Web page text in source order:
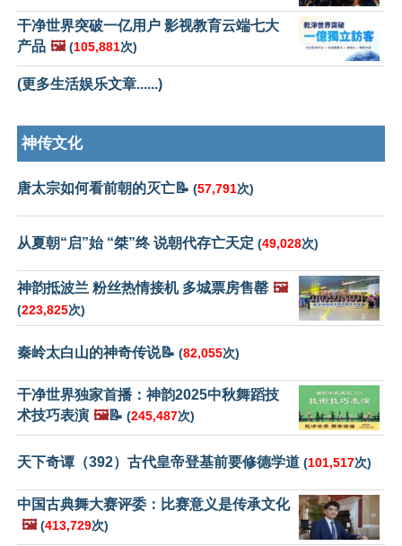
干净世界突破一亿用户 影视教育云端七大
产品 🖼️ (105,881次)
(更多生活娱乐文章......)
神传文化
唐太宗如何看前朝的灭亡📝 (57,791次)
从夏朝“启”始 “桀”终 说朝代存亡天定 (49,028次)
神韵抵波兰 粉丝热情接机 多城票房售罄 🖼️
(223,825次)
秦岭太白山的神奇传说📝 (82,055次)
干净世界独家首播：神韵2025中秋舞蹈技
术技巧表演 🖼️📝 (245,487次)
天下奇谭（392）古代皇帝登基前要修德学道 (101,517次)
中国古典舞大赛评委：比赛意义是传承文化
🖼️ (413,729次)